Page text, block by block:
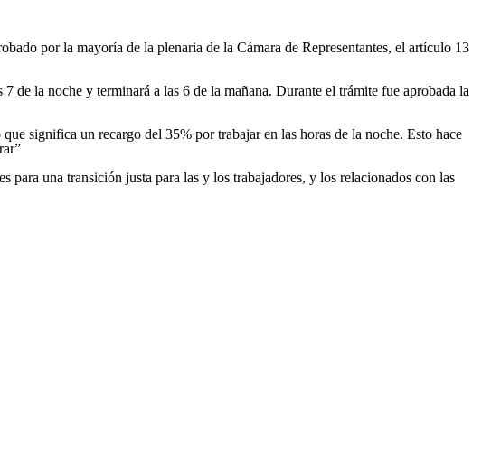
por la mayoría de la plenaria de la Cámara de Representantes, el artículo 13
de la noche y terminará a las 6 de la mañana. Durante el trámite fue aprobada la
significa un recargo del 35% por trabajar en las horas de la noche. Esto hace
para una transición justa para las y los trabajadores, y los relacionados con las